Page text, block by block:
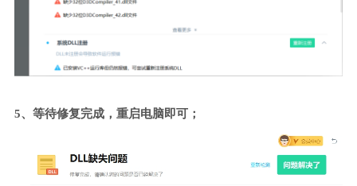
5、等待修复完成，重启电脑即可；